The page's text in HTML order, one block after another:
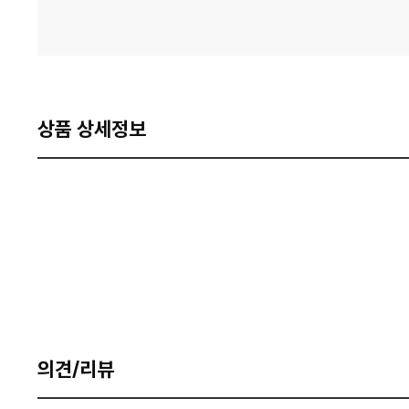
상품 상세정보
의견/리뷰